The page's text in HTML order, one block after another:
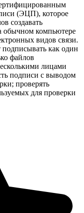
(ЭЦП), которое
создавать
обычном компьютере
видов связи.
как один
файлов
лицами
подписи с выводом
проверять
для проверки